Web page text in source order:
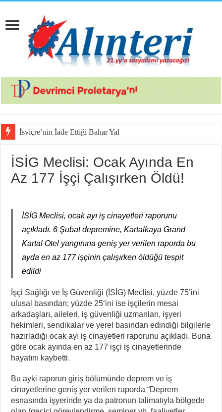
İsviçre’nin İade Ettiği Bahar Yalçınkaya Türkiye’de Tu
İSİG Meclisi: Ocak Ayında En
Az 177 İşçi Çalışırken Öldü!
İSİG Meclisi, ocak ayı iş cinayetleri raporunu
açıkladı. 6 Şubat depremine, Kartalkaya Grand
Kartal Otel yangınına geniş yer verilen raporda bu
ayda en az 177 işçinin çalışırken öldüğü tespit
edildi
İşçi Sağlığı ve İş Güvenliği (İSİG) Meclisi, yüzde 75’ini
ulusal basından; yüzde 25’ini ise işçilerin mesai
arkadaşları, aileleri, iş güvenliği uzmanları, işyeri
hekimleri, sendikalar ve yerel basından edindiği bilgilerle
hazırladığı ocak ayı iş cinayetleri raporunu açıkladı. Buna
göre ocak ayında en az 177 işçi iş cinayetlerinde
hayatını kaybetti.
Bu ayki raporun giriş bölümünde deprem ve iş
cinayetlerine geniş yer verilen raporda “Deprem
esnasında işyerinde ya da patronun talimatıyla bölgede